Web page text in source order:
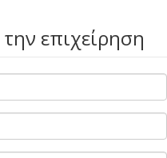
επιχείρηση